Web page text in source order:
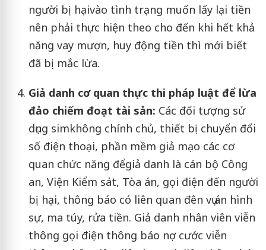
người bị hạivào tình trạng muốn lấy lại tiền
nên phải thực hiện theo cho đến khi hết khả
năng vay mượn, huy động tiền thì mới biết
đã bị mắc lừa.
Giả danh cơ quan thực thi pháp luật để lừa
đảo chiếm đoạt tài sản: Các đối tượng sử
dụng simkhông chính chủ, thiết bị chuyển đổi
số điện thoại, phần mềm giả mạo các cơ
quan chức năng đểgiả danh là cán bộ Công
an, Viện Kiểm sát, Tòa án, gọi điện đến người
bị hại, thông báo có liên quan đên vụ án hình
sự, ma túy, rửa tiền. Giả danh nhân viên viễn
thông gọi điện thông báo nợ cước viễn